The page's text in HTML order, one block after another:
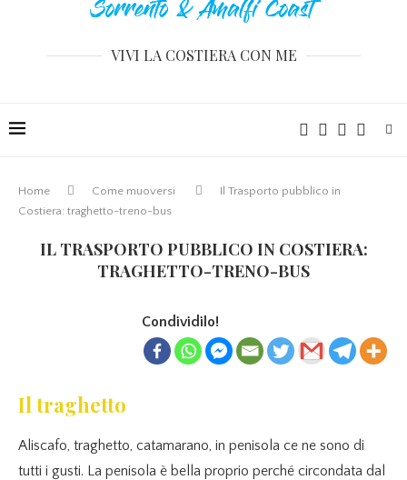
VIVI LA COSTIERA CON ME
Home Come muoversi
Il Trasporto pubblico in
Costiera: traghetto-treno-bus
IL TRASPORTO PUBBLICO IN COSTIERA:
TRAGHETTO-TRENO-BUS
Condividilo!
Il traghetto
Aliscafo, traghetto, catamarano, in penisola ce ne sono di
tutti i gusti. La penisola è bella proprio perché circondata dal